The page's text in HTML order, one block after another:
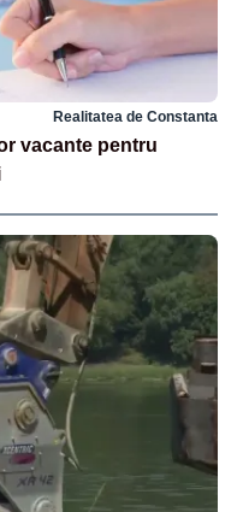
Realitatea de Constanta
vacante pentru